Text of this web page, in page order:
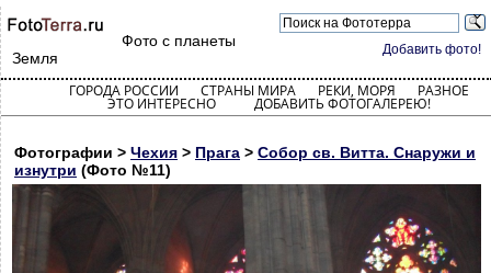
Добавить фото!
Фото с планеты
Земля
ГОРОДА РОССИИ СТРАНЫ МИРА РЕКИ, МОРЯ РАЗНОЕ
ЭТО ИНТЕРЕСНО ДОБАВИТЬ ФОТОГАЛЕРЕЮ!
Фотографии > Чехия > Прага > Собор св. Витта. Снаружи и
изнутри (Фото №11)